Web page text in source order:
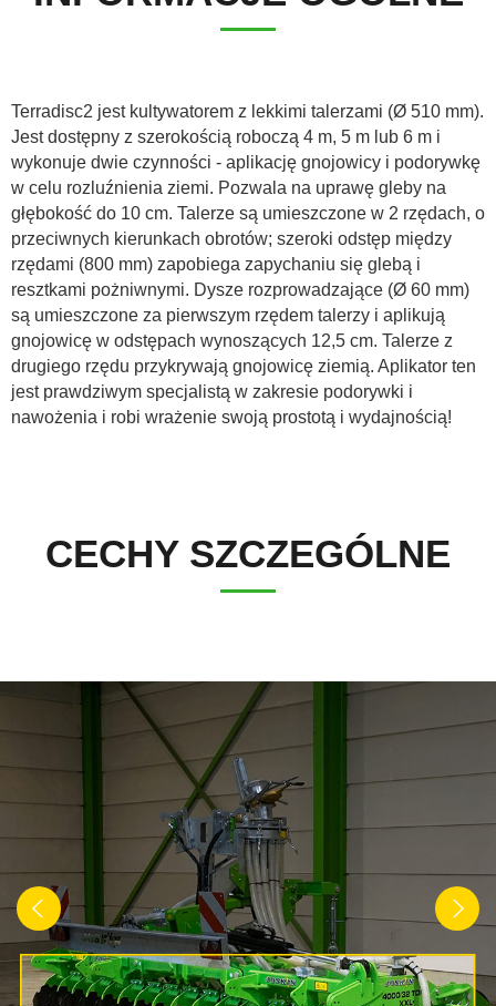
Svenska
한국의
日本語
中文
Terradisc2 jest kultywatorem z lekkimi talerzami (Ø 510 mm).
Jest dostępny z szerokością roboczą 4 m, 5 m lub 6 m i
wykonuje dwie czynności - aplikację gnojowicy i podorywkę
w celu rozluźnienia ziemi. Pozwala na uprawę gleby na
głębokość do 10 cm. Talerze są umieszczone w 2 rzędach, o
przeciwnych kierunkach obrotów; szeroki odstęp między
rzędami (800 mm) zapobiega zapychaniu się glebą i
resztkami pożniwnymi. Dysze rozprowadzające (Ø 60 mm)
są umieszczone za pierwszym rzędem talerzy i aplikują
gnojowicę w odstępach wynoszących 12,5 cm. Talerze z
drugiego rzędu przykrywają gnojowicę ziemią. Aplikator ten
jest prawdziwym specjalistą w zakresie podorywki i
nawożenia i robi wrażenie swoją prostotą i wydajnością!
CECHY SZCZEGÓLNE